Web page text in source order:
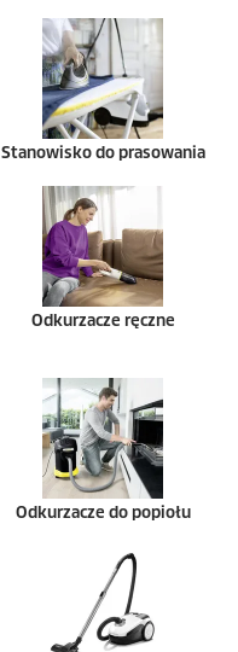
Stanowisko do prasowania
Odkurzacze ręczne
Odkurzacze do popiołu